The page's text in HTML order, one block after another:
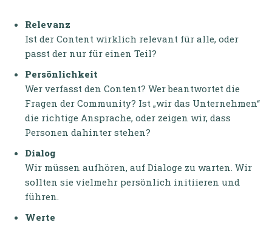
Relevanz
Ist der Content wirklich relevant für alle, oder
passt der nur für einen Teil?
Persönlichkeit
Wer verfasst den Content? Wer beantwortet die
Fragen der Community? Ist „wir das Unternehmen“
die richtige Ansprache, oder zeigen wir, dass
Personen dahinter stehen?
Dialog
Wir müssen aufhören, auf Dialoge zu warten. Wir
sollten sie vielmehr persönlich initiieren und
führen.
Werte